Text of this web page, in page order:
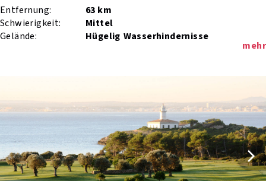
Entfernung:
63 km
Schwierigkeit:
Mittel
Gelände:
Hügelig Wasserhindernisse
mehr